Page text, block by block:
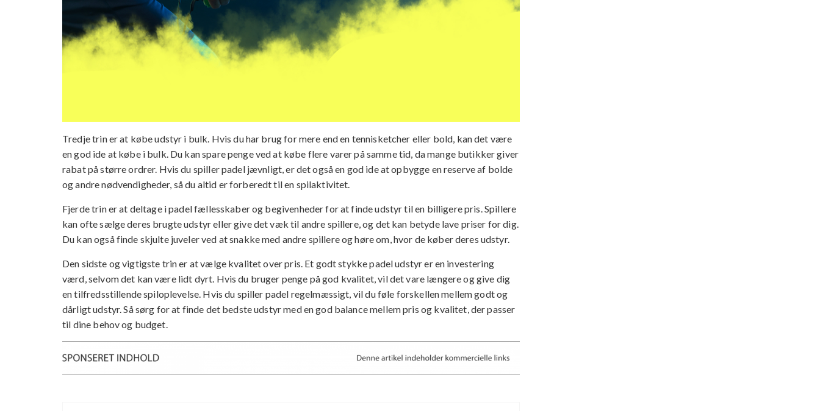
Tredje trin er at købe udstyr i bulk. Hvis du har brug for mere end en tennisketcher eller bold, kan det være
en god ide at købe i bulk. Du kan spare penge ved at købe flere varer på samme tid, da mange butikker giver
rabat på større ordrer. Hvis du spiller padel jævnligt, er det også en god ide at opbygge en reserve af bolde
og andre nødvendigheder, så du altid er forberedt til en spilaktivitet.
Fjerde trin er at deltage i padel fællesskaber og begivenheder for at finde udstyr til en billigere pris. Spillere
kan ofte sælge deres brugte udstyr eller give det væk til andre spillere, og det kan betyde lave priser for dig.
Du kan også finde skjulte juveler ved at snakke med andre spillere og høre om, hvor de køber deres udstyr.
Den sidste og vigtigste trin er at vælge kvalitet over pris. Et godt stykke padel udstyr er en investering
værd, selvom det kan være lidt dyrt. Hvis du bruger penge på god kvalitet, vil det vare længere og give dig
en tilfredsstillende spiloplevelse. Hvis du spiller padel regelmæssigt, vil du føle forskellen mellem godt og
dårligt udstyr. Så sørg for at finde det bedste udstyr med en god balance mellem pris og kvalitet, der passer
til dine behov og budget.